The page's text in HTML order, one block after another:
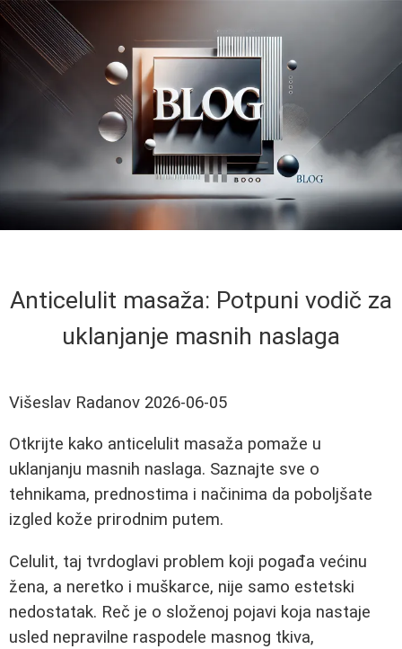
Anticelulit masaža: Potpuni vodič za
uklanjanje masnih naslaga
Višeslav Radanov 2026-06-05
Otkrijte kako anticelulit masaža pomaže u
uklanjanju masnih naslaga. Saznajte sve o
tehnikama, prednostima i načinima da poboljšate
izgled kože prirodnim putem.
Celulit, taj tvrdoglavi problem koji pogađa većinu
žena, a neretko i muškarce, nije samo estetski
nedostatak. Reč je o složenoj pojavi koja nastaje
usled nepravilne raspodele masnog tkiva,